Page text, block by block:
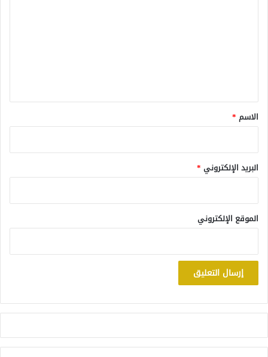
*
الاسم *
البريد الإلكتروني *
الموقع الإلكتروني